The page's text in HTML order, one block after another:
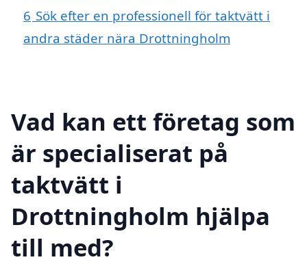
6 Sök efter en professionell för taktvätt i
andra städer nära Drottningholm
Vad kan ett företag som
är specialiserat på
taktvätt i
Drottningholm hjälpa
till med?